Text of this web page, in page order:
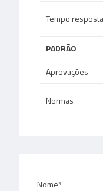
Tempo resposta
PADRÃO
Aprovações
Normas
Nome*